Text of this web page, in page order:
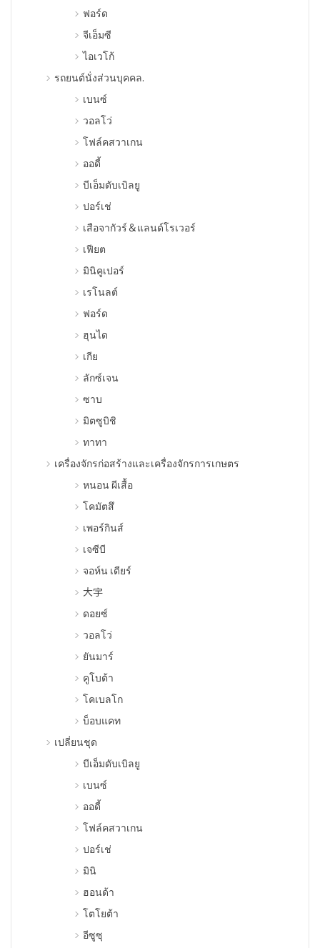
ฟอร์ด
จีเอ็มซี
ไอเวโก้
รถยนต์นั่งส่วนบุคคล.
เบนซ์
วอลโว่
โฟล์คสวาเกน
ออดี้
บีเอ็มดับเบิลยู
ปอร์เช่
เสือจากัวร์＆แลนด์โรเวอร์
เฟียต
มินิคูเปอร์
เรโนลต์
ฟอร์ด
ฮุนได
เกีย
ลักซ์เจน
ซาบ
มิตซูบิชิ
ทาทา
เครื่องจักรก่อสร้างและเครื่องจักรการเกษตร
หนอน ผีเสื้อ
โคมัตสึ
เพอร์กินส์
เจซีบี
จอห์น เดียร์
大宇
ดอยซ์
วอลโว่
ยันมาร์
คูโบต้า
โคเบลโก
บ็อบแคท
เปลี่ยนชุด
บีเอ็มดับเบิลยู
เบนซ์
ออดี้
โฟล์คสวาเกน
ปอร์เช่
มินิ
ฮอนด้า
โตโยต้า
อีซูซุ